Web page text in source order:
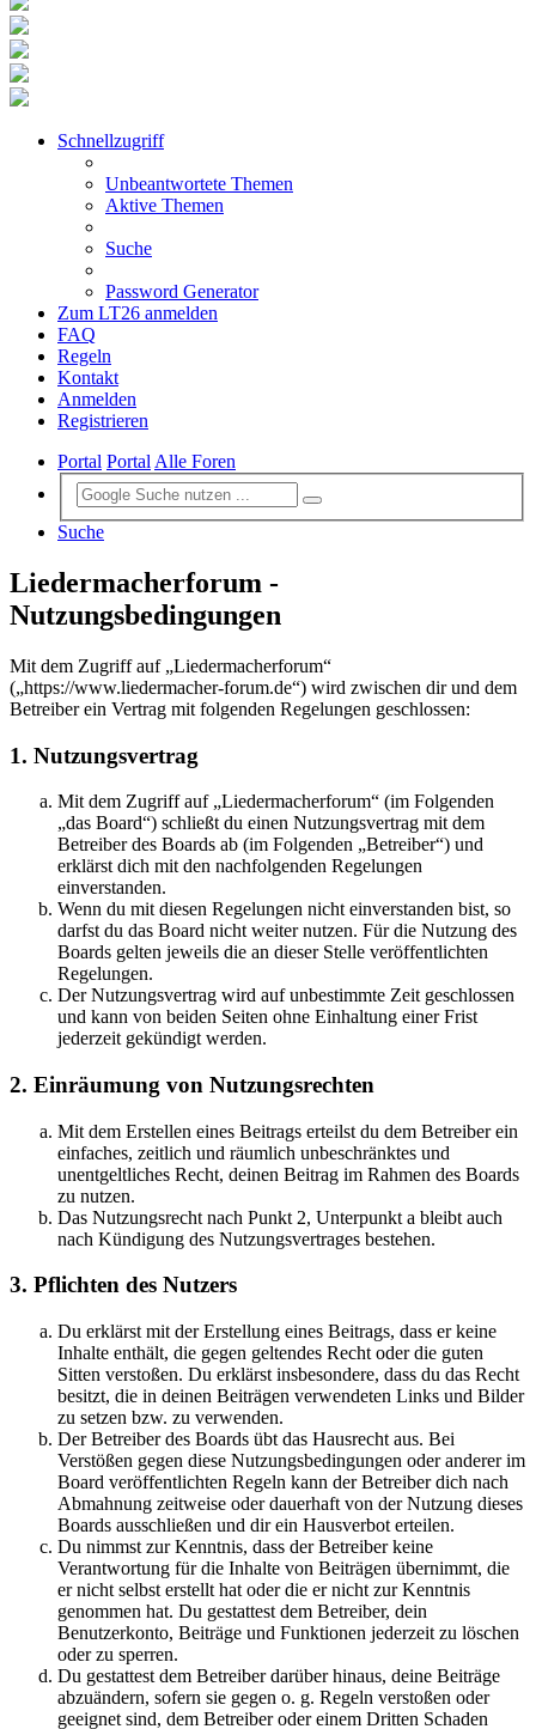
Schnellzugriff
Unbeantwortete Themen
Aktive Themen
Suche
Password Generator
Zum LT26 anmelden
FAQ
Regeln
Kontakt
Anmelden
Registrieren
Portal PortalAlle Foren
Suche
Liedermacherforum -
Nutzungsbedingungen
Mit dem Zugriff auf „Liedermacherforum“
(„https://www.liedermacher-forum.de“) wird zwischen dir und dem
Betreiber ein Vertrag mit folgenden Regelungen geschlossen:
1. Nutzungsvertrag
Mit dem Zugriff auf „Liedermacherforum“ (im Folgenden
„das Board“) schließt du einen Nutzungsvertrag mit dem
Betreiber des Boards ab (im Folgenden „Betreiber“) und
erklärst dich mit den nachfolgenden Regelungen
einverstanden.
Wenn du mit diesen Regelungen nicht einverstanden bist, so
darfst du das Board nicht weiter nutzen. Für die Nutzung des
Boards gelten jeweils die an dieser Stelle veröffentlichten
Regelungen.
Der Nutzungsvertrag wird auf unbestimmte Zeit geschlossen
und kann von beiden Seiten ohne Einhaltung einer Frist
jederzeit gekündigt werden.
2. Einräumung von Nutzungsrechten
Mit dem Erstellen eines Beitrags erteilst du dem Betreiber ein
einfaches, zeitlich und räumlich unbeschränktes und
unentgeltliches Recht, deinen Beitrag im Rahmen des Boards
zu nutzen.
Das Nutzungsrecht nach Punkt 2, Unterpunkt a bleibt auch
nach Kündigung des Nutzungsvertrages bestehen.
3. Pflichten des Nutzers
Du erklärst mit der Erstellung eines Beitrags, dass er keine
Inhalte enthält, die gegen geltendes Recht oder die guten
Sitten verstoßen. Du erklärst insbesondere, dass du das Recht
besitzt, die in deinen Beiträgen verwendeten Links und Bilder
zu setzen bzw. zu verwenden.
Der Betreiber des Boards übt das Hausrecht aus. Bei
Verstößen gegen diese Nutzungsbedingungen oder anderer im
Board veröffentlichten Regeln kann der Betreiber dich nach
Abmahnung zeitweise oder dauerhaft von der Nutzung dieses
Boards ausschließen und dir ein Hausverbot erteilen.
Du nimmst zur Kenntnis, dass der Betreiber keine
Verantwortung für die Inhalte von Beiträgen übernimmt, die
er nicht selbst erstellt hat oder die er nicht zur Kenntnis
genommen hat. Du gestattest dem Betreiber, dein
Benutzerkonto, Beiträge und Funktionen jederzeit zu löschen
oder zu sperren.
Du gestattest dem Betreiber darüber hinaus, deine Beiträge
abzuändern, sofern sie gegen o. g. Regeln verstoßen oder
geeignet sind, dem Betreiber oder einem Dritten Schaden